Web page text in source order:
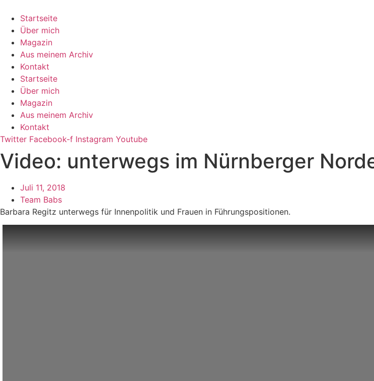
Inhalt
springen
Startseite
Über mich
Magazin
Aus meinem Archiv
Kontakt
Startseite
Über mich
Magazin
Aus meinem Archiv
Kontakt
Twitter Facebook-f Instagram Youtube
Video: unterwegs im Nürnberger
Juli 11, 2018
Team Babs
Barbara Regitz unterwegs für Innenpolitik und Frauen in Führungspositionen.